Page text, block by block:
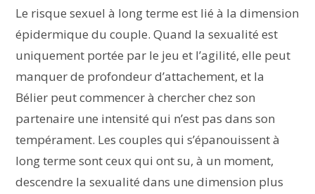
Le risque sexuel à long terme est lié à la dimension
épidermique du couple. Quand la sexualité est
uniquement portée par le jeu et l’agilité, elle peut
manquer de profondeur d’attachement, et la
Bélier peut commencer à chercher chez son
partenaire une intensité qui n’est pas dans son
tempérament. Les couples qui s’épanouissent à
long terme sont ceux qui ont su, à un moment,
descendre la sexualité dans une dimension plus